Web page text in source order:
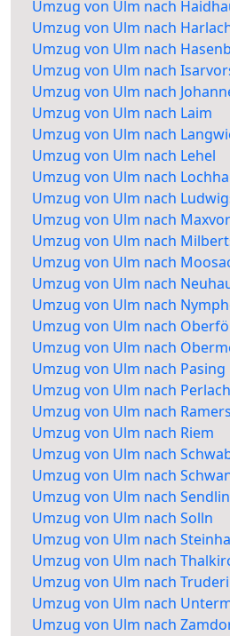
Umzug von Ulm nach
Umzug von Ulm nach
Umzug von Ulm nach
Umzug von Ulm nach
Umzug von Ulm nach
Umzug von Ulm nach Laim
Umzug von Ulm nach
Umzug von Ulm nach Lehel
Umzug von Ulm nach
Umzug von Ulm nach
Umzug von Ulm nach
Umzug von Ulm nach
Umzug von Ulm nach
Umzug von Ulm nach
Umzug von Ulm nach
Umzug von Ulm nach
Umzug von Ulm nach
Umzug von Ulm nach Pasing
Umzug von Ulm nach Perlach
Umzug von Ulm nach
Umzug von Ulm nach Riem
Umzug von Ulm nach
Umzug von Ulm nach
Umzug von Ulm nach
Umzug von Ulm nach Solln
Umzug von Ulm nach
Umzug von Ulm nach
Umzug von Ulm nach
Umzug von Ulm nach
Umzug von Ulm nach